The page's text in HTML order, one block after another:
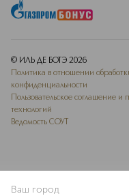
В КОРЗИНУ
© ИЛЬ ДЕ БОТЭ 2026
Политика в отношении
конфиденциальности
Пользовательское соглашение
технологий
Ведомость СОУТ
Ваш город